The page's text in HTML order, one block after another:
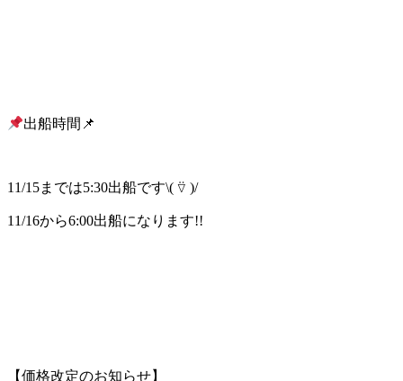
出船時間📌
11/15までは5:30出船です\( ⍢ )/
11/16から6:00出船になります!!
【価格改定のお知らせ】